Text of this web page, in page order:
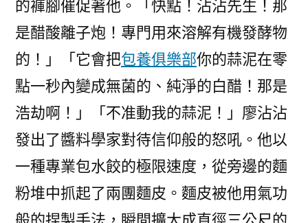
的褲腳催促著他。「快點！沾沾先生！那
是醋酸離子炮！專門用來溶解有機發酵物
的！」「它會把包養俱樂部你的蒜泥在零
點一秒內變成無菌的、純淨的白醋！那是
浩劫啊！」「不准動我的蒜泥！」廖沾沾
發出了醬料學家對待信仰般的怒吼。他以
一種專業包水餃的極限速度，從旁邊的麵
粉堆中抓起了兩團麵皮。麵皮被他用氣功